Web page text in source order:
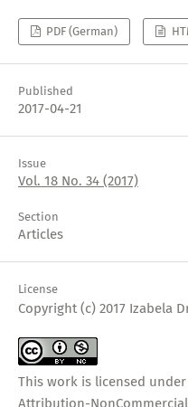
PDF (German)
Published
2017-04-21
Issue
Vol. 18 No. 34 (2017)
Section
Articles
License
Copyright (c) 2017 Izabela
This work is licensed
Attribution-